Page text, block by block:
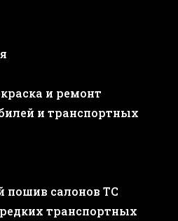
и ремонт
и транспортных
пошив салонов ТС
транспортных